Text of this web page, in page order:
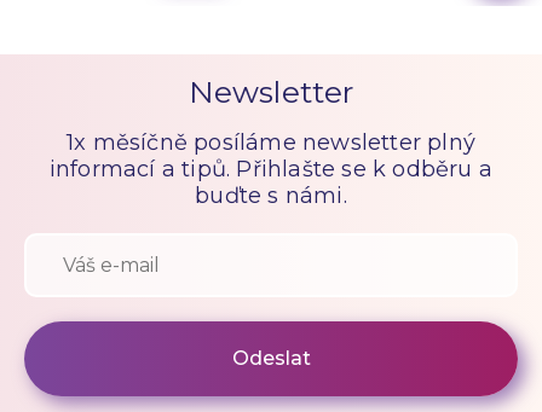
Newsletter
1x měsíčně posíláme newsletter plný
informací a tipů. Přihlašte se k odběru a
buďte s námi.